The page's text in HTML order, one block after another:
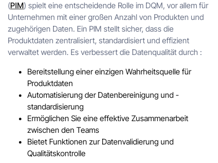
(PIM) spielt eine entscheidende Rolle im DQM, vor allem für
Unternehmen mit einer großen Anzahl von Produkten und
zugehörigen Daten. Ein PIM stellt sicher, dass die
Produktdaten zentralisiert, standardisiert und effizient
verwaltet werden. Es verbessert die Datenqualität durch :
Bereitstellung einer einzigen Wahrheitsquelle für
Produktdaten
Automatisierung der Datenbereinigung und -
standardisierung
Ermöglichen Sie eine effektive Zusammenarbeit
zwischen den Teams
Bietet Funktionen zur Datenvalidierung und
Qualitätskontrolle